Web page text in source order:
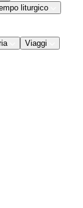
liturgico
Viaggi